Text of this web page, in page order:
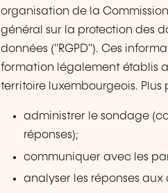
organisation de la
général sur la protection des
données ("RGPD"). Ces
formation légalement établis
territoire luxembourgeois. Plus
administrer le sondage
réponses);
communiquer avec les
analyser les réponses aux